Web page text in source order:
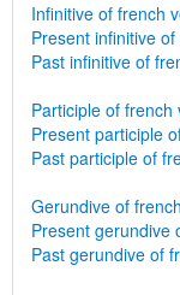
Infinitive of french
Present infinitive
Past infinitive of
Participle of french
Present participle
Past participle of
Gerundive of
Present gerundive
Past gerundive of